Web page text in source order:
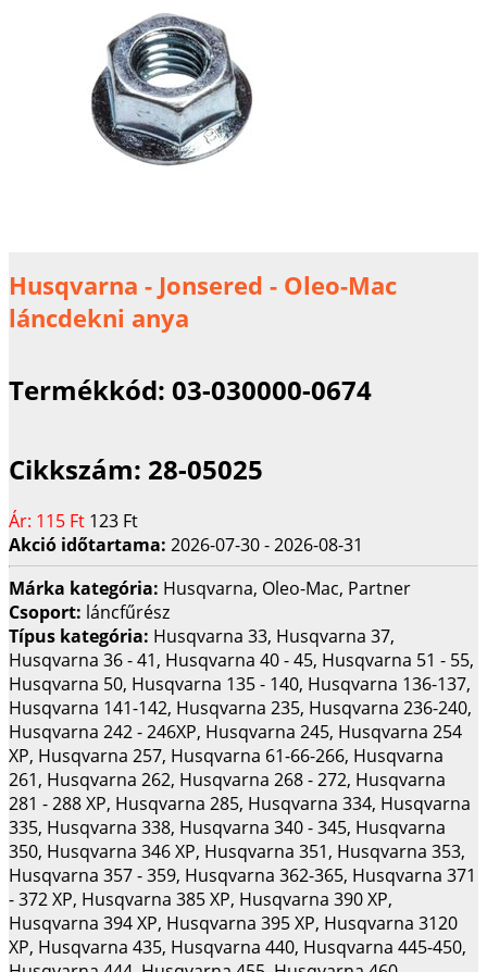
Husqvarna - Jonsered - Oleo-Mac
láncdekni anya
Termékkód: 03-030000-0674
Cikkszám: 28-05025
Ár: 115 Ft 123 Ft
Akció időtartama: 2026-07-30 - 2026-08-31
Márka kategória: Husqvarna, Oleo-Mac, Partner
Csoport: láncfűrész
Típus kategória: Husqvarna 33, Husqvarna 37,
Husqvarna 36 - 41, Husqvarna 40 - 45, Husqvarna 51 - 55,
Husqvarna 50, Husqvarna 135 - 140, Husqvarna 136-137,
Husqvarna 141-142, Husqvarna 235, Husqvarna 236-240,
Husqvarna 242 - 246XP, Husqvarna 245, Husqvarna 254
XP, Husqvarna 257, Husqvarna 61-66-266, Husqvarna
261, Husqvarna 262, Husqvarna 268 - 272, Husqvarna
281 - 288 XP, Husqvarna 285, Husqvarna 334, Husqvarna
335, Husqvarna 338, Husqvarna 340 - 345, Husqvarna
350, Husqvarna 346 XP, Husqvarna 351, Husqvarna 353,
Husqvarna 357 - 359, Husqvarna 362-365, Husqvarna 371
- 372 XP, Husqvarna 385 XP, Husqvarna 390 XP,
Husqvarna 394 XP, Husqvarna 395 XP, Husqvarna 3120
XP, Husqvarna 435, Husqvarna 440, Husqvarna 445-450,